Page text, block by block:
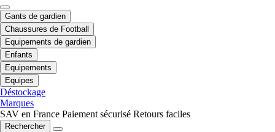
Gants de gardien
Chaussures de Football
Equipements de gardien
Enfants
Equipements
Equipes
Déstockage
Marques
SAV en France Paiement sécurisé Retours faciles
Rechercher